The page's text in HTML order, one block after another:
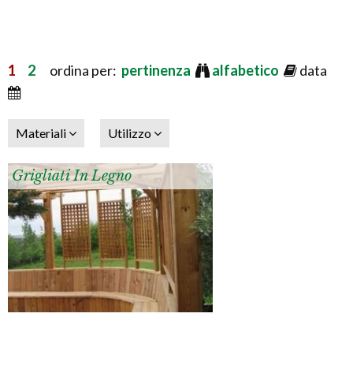
1 2 ordina per: pertinenza alfabetico data
Materiali Utilizzo
Grigliati In Legno